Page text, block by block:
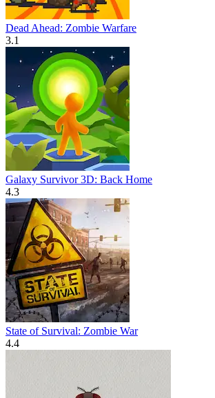
Dead Ahead: Zombie Warfare
3.1
Galaxy Survivor 3D: Back Home
4.3
State of Survival: Zombie War
4.4